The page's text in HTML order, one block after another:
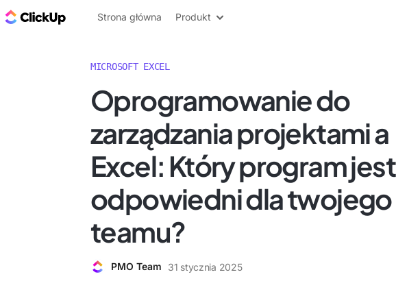
ClickUp Blog
Strona główna Produkt
MICROSOFT EXCEL
Oprogramowanie do
zarządzania projektami a
Excel: Który program jest
odpowiedni dla twojego
teamu?
PMO Team 31 stycznia 2025